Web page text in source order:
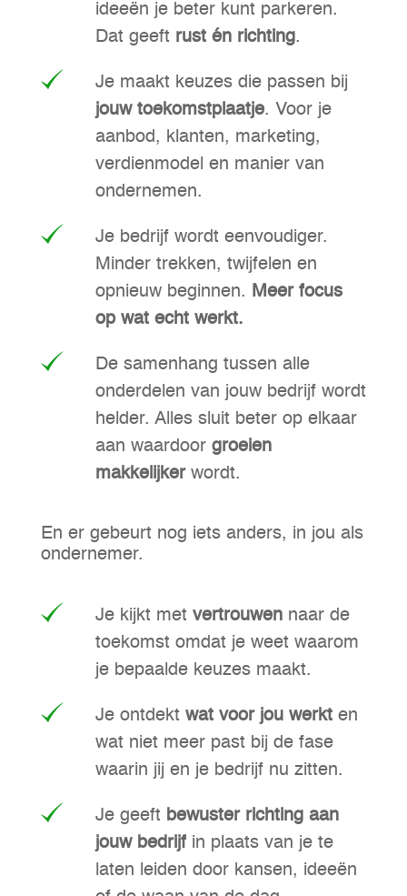
ideeën je beter kunt parkeren.
Dat geeft rust én richting.
Je maakt keuzes die passen bij
jouw toekomstplaatje. Voor je
aanbod, klanten, marketing,
verdienmodel en manier van
ondernemen.
Je bedrijf wordt eenvoudiger.
Minder trekken, twijfelen en
opnieuw beginnen. Meer focus
op wat echt werkt.
De samenhang tussen alle
onderdelen van jouw bedrijf wordt
helder. Alles sluit beter op elkaar
aan waardoor groeien
makkelijkerwordt.
En er gebeurt nog iets anders, in jou als
ondernemer.
Je kijkt met vertrouwennaar de
toekomst omdat je weet waarom
je bepaalde keuzes maakt.
Je ontdekt wat voor jou werkten
wat niet meer past bij de fase
waarin jij en je bedrijf nu zitten.
Je geeft bewuster richting aan
jouw bedrijfin plaats van je te
laten leiden door kansen, ideeën